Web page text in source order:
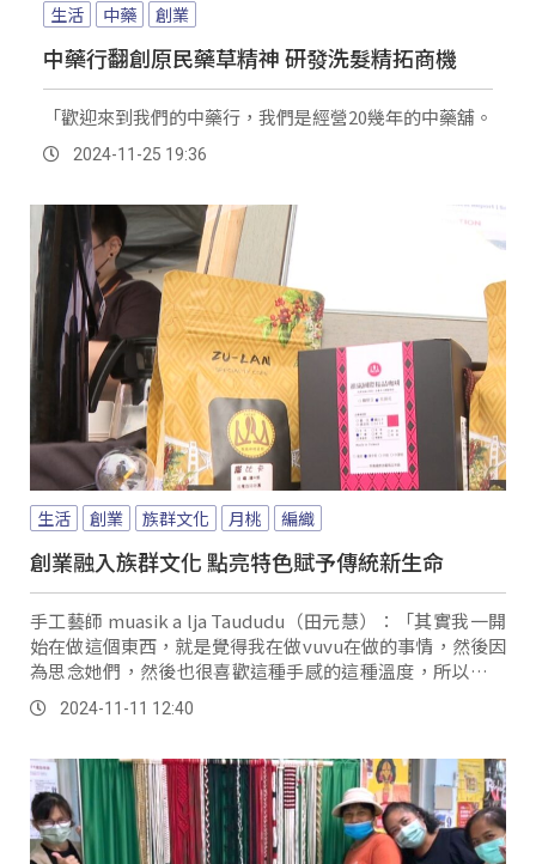
生活 中藥 創業
中藥行翻創原民藥草精神 研發洗髮精拓商機
「歡迎來到我們的中藥行，我們是經營20幾年的中藥舖。
2024-11-25 19:36
生活 創業 族群文化 月桃 編織
創業融入族群文化 點亮特色賦予傳統新生命
手工藝師 muasik a lja Taududu（田元慧）：「其實我一開
始在做這個東西，就是覺得我在做vuvu在做的事情，然後因
為思念她們，然後也很喜歡這種手感的這種溫度，所以就很
希望可以繼續的這樣做下去。
2024-11-11 12:40